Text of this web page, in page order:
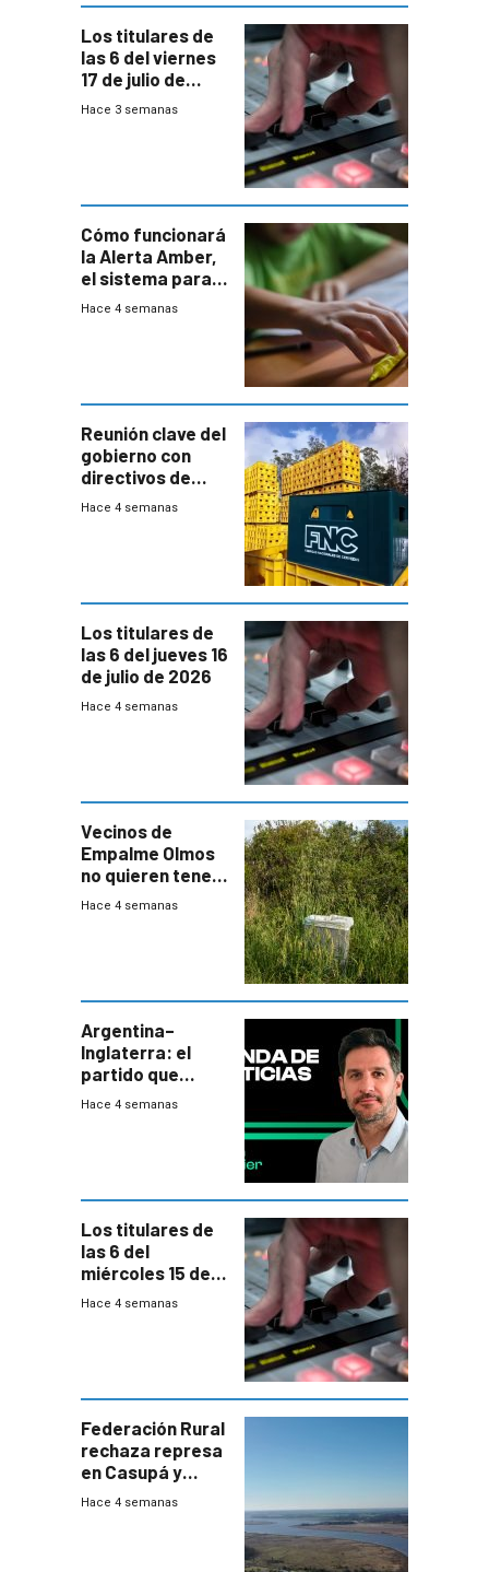
Los titulares de
las 6 del viernes
17 de julio de
2026
Hace 3 semanas
Cómo funcionará
la Alerta Amber,
el sistema para
la búsqueda
Hace 4 semanas
Reunión clave del
gobierno con
directivos de
Fábricas
Hace 4 semanas
Los titulares de
las 6 del jueves 16
de julio de 2026
Hace 4 semanas
Vecinos de
Empalme Olmos
no quieren tener
cerca una planta
departamental
Hace 4 semanas
Argentina–
Inglaterra: el
partido que
nunca termina
Hace 4 semanas
Los titulares de
las 6 del
miércoles 15 de
julio de 2026
Hace 4 semanas
Federación Rural
rechaza represa
en Casupá y
firma demanda
Hace 4 semanas